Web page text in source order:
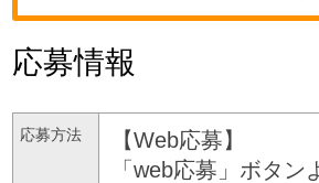
応募情報
応募方法
【Web応募】
「web応募」ボタン